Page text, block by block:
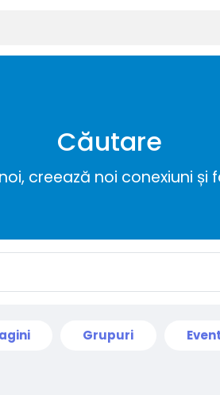
Căutare
creează noi conexiuni
Grupuri